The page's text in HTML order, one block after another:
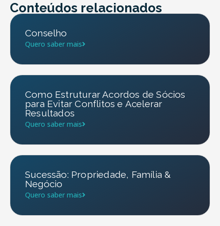
Conteúdos relacionados
Conselho
Quero saber mais
Como Estruturar Acordos de Sócios
para Evitar Conflitos e Acelerar
Resultados
Quero saber mais
Sucessão: Propriedade, Família &
Negócio
Quero saber mais